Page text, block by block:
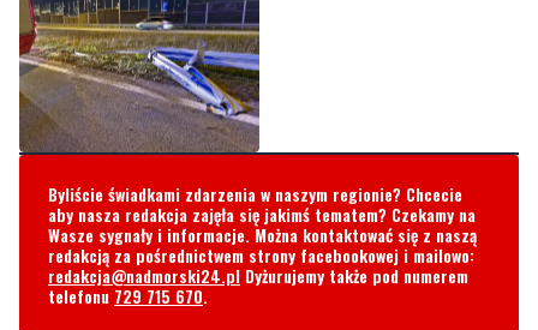
Byliście świadkami zdarzenia w naszym regionie? Chcecie
aby nasza redakcja zajęła się jakimś tematem? Czekamy na
Wasze sygnały i informacje. Można kontaktować się z naszą
redakcja@nadmorski24.plDyżurujemy także pod numerem
telefonu729 715 670.
Komentarze